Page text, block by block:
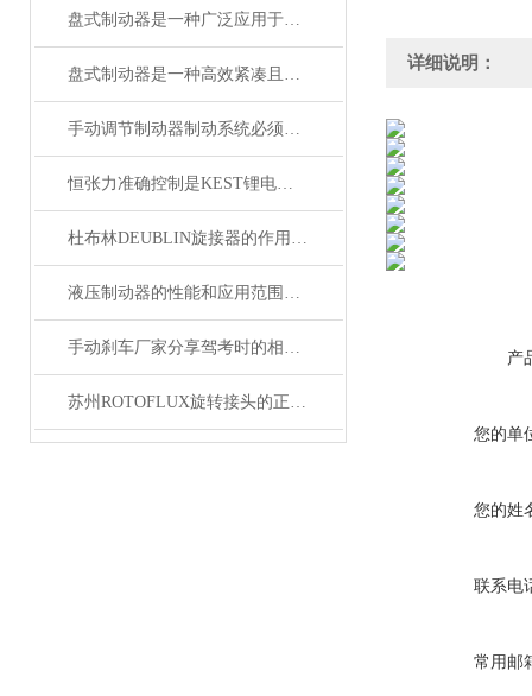
盘式制动器是一种广泛应用于各类车辆和机械设备的制动系统
盘式制动器是一种高效紧凑且散热性能好的制动系统
手动调节制动器制动系统必须具备的功能
恒张力准确控制是KEST锂电池滑差轴的核心功能
杜布林DEUBLIN旋接器的作用主要体现在以下几个方面
液压制动器的性能和应用范围还将不断拓展和*
手动刹车厂家分享驾考时的相关刹车技巧
苏州ROTOFLUX旋转接头的正确维护与更换
详细说明：
产
您的单
您的姓
联系电
常用邮